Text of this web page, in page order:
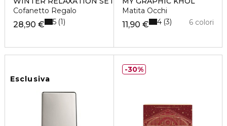
Cofanetto Regalo
28,90 € 5 1
Matita Occhi
11,90 € 6 colori
4 3
Esclusiva
30%